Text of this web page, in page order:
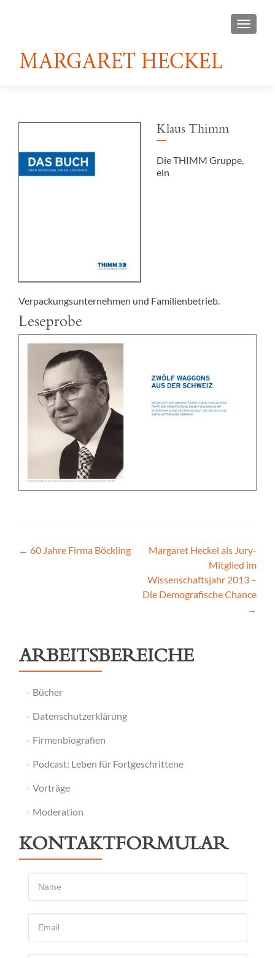
Klaus Thimm
Die THIMM Gruppe,
ein
Verpackungsunternehmen und Familienbetrieb.
Leseprobe
Post
← 60 Jahre Firma Böckling
Margaret Heckel als Jury-
Mitglied im
Wissenschaftsjahr 2013 –
Die Demografische Chance
→
ARBEITSBEREICHE
Bücher
Datenschutzerklärung
Firmenbiografien
Podcast: Leben für Fortgeschrittene
Vorträge
Moderation
KONTAKTFORMULAR